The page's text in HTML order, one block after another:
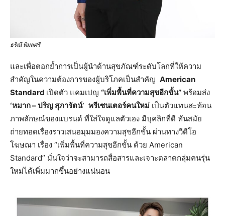
ธริณี พิมลศรี
และเพื่อตอกย้ำการเป็นผู้นำด้านสุขภัณฑ์ระดับโลกที่ให้ความ
สำคัญในความต้องการของผู้บริโภคเป็นสำคัญ American
Standard เปิดตัว แคมเปญ “เพิ่มพื้นที่ความสุขอีกขั้น” พร้อมส่ง
‘หมาก – ปริญ สุภารัตน์’ พรีเซนเตอร์คนใหม่ เป็นตัวแทนสะท้อน
ภาพลักษณ์ของแบรนด์ ที่ใส่ใจดูแลตัวเอง มีบุคลิกที่ดี ทันสมัย
ถ่ายทอดเรื่องราวเสนอมุมมองความสุขอีกขั้น ผ่านทางวีดีโอ
โฆษณา เรื่อง “เพิ่มพื้นที่ความสุขอีกขั้น ด้วย American
Standard” มั่นใจว่าจะสามารถสื่อสารและเจาะตลาดกลุ่มคนรุ่น
ใหม่ได้เพิ่มมากขึ้นอย่างแน่นอน